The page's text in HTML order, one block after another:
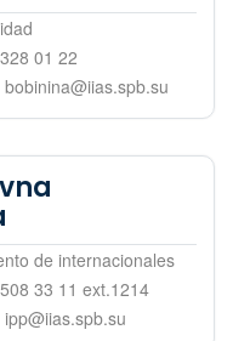
01 22
de internacionales
33 11 ext.1214